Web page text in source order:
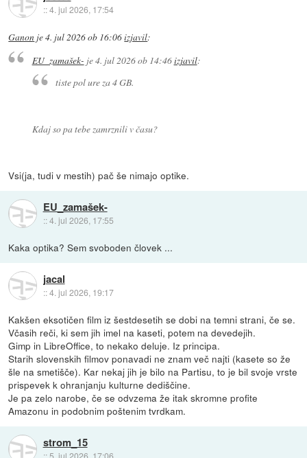
::4. jul 2026, 17:54
Ganon je4. jul 2026 ob 16:06izjavil:
EU_zamašek- je4. jul 2026 ob 14:46izjavil:
tiste pol ure za 4 GB.
Kdaj so pa tebe zamrznili v času?
Vsi(ja, tudi v mestih) pač še nimajo optike.
EU_zamašek-
::4. jul 2026, 17:55
Kaka optika? Sem svoboden človek ...
jacal
::4. jul 2026, 19:17
Kakšen eksotičen film iz šestdesetih se dobi na temni strani, če se.
Včasih reči, ki sem jih imel na kaseti, potem na devedejih.
Gimp in LibreOffice, to nekako deluje. Iz principa.
Starih slovenskih filmov ponavadi ne znam več najti (kasete so že
šle na smetišče). Kar nekaj jih je bilo na Partisu, to je bil svoje vrste
prispevek k ohranjanju kulturne dediščine.
Je pa zelo narobe, če se odvzema že itak skromne profite
Amazonu in podobnim poštenim tvrdkam.
strom_15
:: 5. jul 2026, 17:06